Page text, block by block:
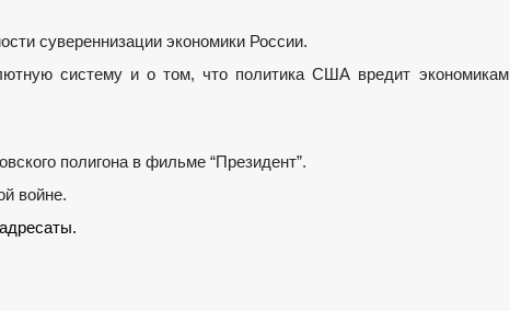
сувереннизации экономики России.
систему и о том, что политика США вредит экономикам
полигона в фильме “Президент”.
войне.